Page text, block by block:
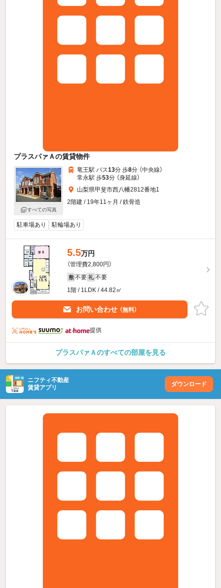
プラスパァＡの賃貸物件
すべての写真
竜王駅 バス13分 歩8分 （中央線）
常永駅 歩53分 （身延線）
山梨県甲斐市西八幡2812番地1
2階建 / 19年11ヶ月 / 鉄骨造
駐車場あり 駐輪場あり
5.5万円
（管理費2,800円）
敷 不要 礼 不要
1階 / 1LDK / 44.82㎡
お問い合わせ （無料）
提供
プラスパァＡのすべての部屋を見る
ニフティ不動産
賃貸アプリ
ダウンロード